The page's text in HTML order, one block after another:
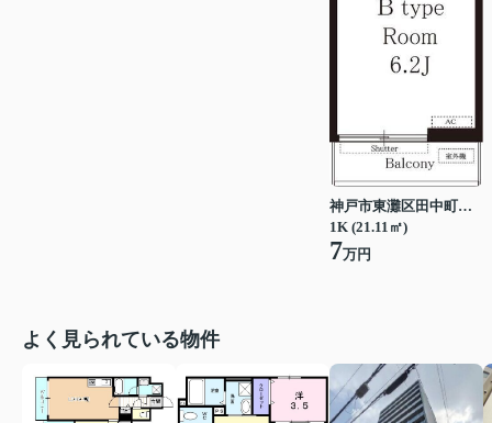
神戸市東灘区田中町３丁目
1K (21.11㎡)
7万円
よく見られている物件